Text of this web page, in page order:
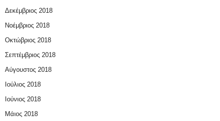
Δεκέμβριος 2018
Νοέμβριος 2018
Οκτώβριος 2018
Σεπτέμβριος 2018
Αύγουστος 2018
Ιούλιος 2018
Ιούνιος 2018
Μάιος 2018